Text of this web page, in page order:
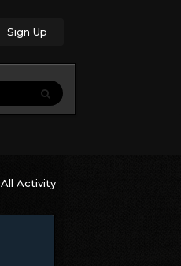
Sign Up
All Activity